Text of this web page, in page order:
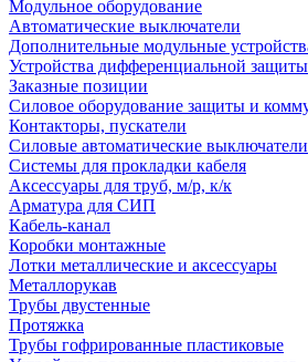
Модульное оборудование
Автоматические выключатели
Дополнительные модульные
Устройства дифференциальной защиты
Заказные позиции
Силовое оборудование защиты и
Контакторы, пускатели
Силовые автоматические выключатели
Системы для прокладки кабеля
Аксессуары для труб, м/р, к/к
Арматура для СИП
Кабель-канал
Коробки монтажные
Лотки металлические и аксессуары
Металлорукав
Трубы двустенные
Протяжка
Трубы гофрированные пластиковые